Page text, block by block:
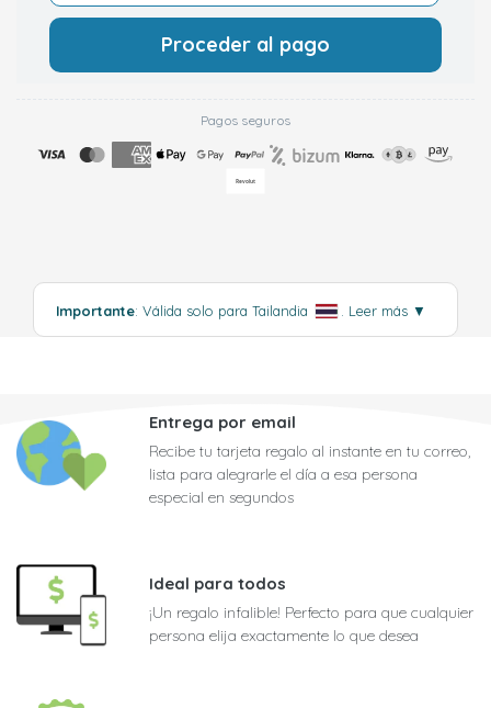
Proceder al pago
Pagos seguros
Importante: Válida solo para Tailandia . Leer más ▼
Entrega por email
Recibe tu tarjeta regalo al instante en tu correo,
lista para alegrarle el día a esa persona
especial en segundos
Ideal para todos
¡Un regalo infalible! Perfecto para que cualquier
persona elija exactamente lo que desea